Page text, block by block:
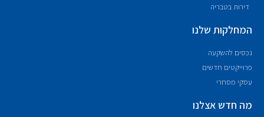
דירות בטבריה
המחלקות שלנו
נכסים להשקעה
פרוייקטים חדשים
עסקי מסחרי
מה חדש אצלנו